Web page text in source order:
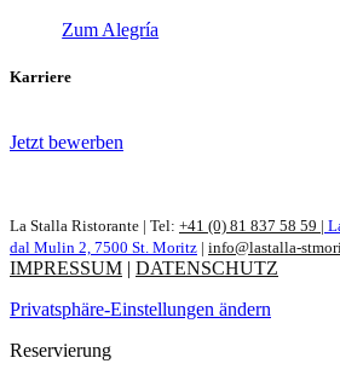
Zum Alegría
Karriere
Jetzt bewerben
La Stalla Ristorante | Tel: +41 (0) 81 837 58 59 |
dal Mulin 2, 7500 St. Moritz | info@lastalla-
IMPRESSUM | DATENSCHUTZ
Privatsphäre-Einstellungen ändern
Reservierung